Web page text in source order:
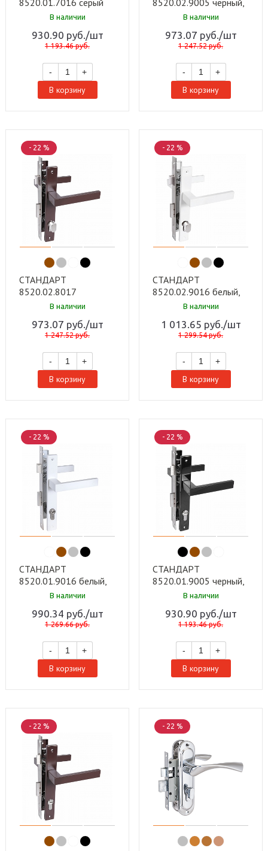
антрацит, ключ-ключ
(20)
В наличии
930.90 руб. /шт
1 193.46руб.
- +
В корзину
ключ-вертушка Замок
В наличии
973.07 руб. /шт
1 247.52руб.
- +
В корзину
- 22 %
СТАНДАРТ
8520.02.8017
коричневый, ключ-
врезной с/руч (20)
В наличии
973.07 руб. /шт
1 247.52руб.
- +
В корзину
- 22 %
СТАНДАРТ
8520.02.9016 белый,
ключ-вертушка Замок
В наличии
1 013.65 руб. /шт
1 299.54руб.
- +
В корзину
- 22 %
СТАНДАРТ
8520.01.9016 белый,
ключ-ключ Замок
В наличии
990.34 руб. /шт
1 269.66руб.
- +
В корзину
- 22 %
СТАНДАРТ
8520.01.9005 черный,
ключ-ключ Замок
В наличии
930.90 руб. /шт
1 193.46руб.
- +
В корзину
- 22 % - 22 %